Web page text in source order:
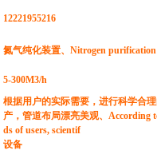
12221955216
氮气纯化装置、Nitrogen
5-300M3/h
根据用户的实际需要，进行科学合
产，管道布局漂亮美观、According
ds of users, scientif
设备